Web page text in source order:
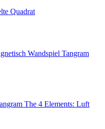
Quadrat
Wandspiel Tangram
The 4 Elements: Luft